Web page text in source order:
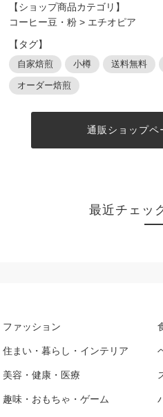
【ショップ商品カテゴリ】
コーヒー豆・粉 > エチオピア
【タグ】
自家焙煎 小樽 送料無料
オーダー焙煎
通販ショップペ
最近チェッ
ファッション
住まい・暮らし・インテリア
美容・健康・医療
趣味・おもちゃ・ゲーム